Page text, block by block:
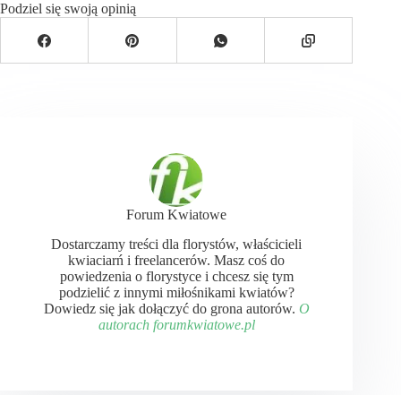
Podziel się swoją opinią
Forum Kwiatowe
Dostarczamy treści dla florystów, właścicieli
kwiaciarń i freelancerów. Masz coś do
powiedzenia o florystyce i chcesz się tym
podzielić z innymi miłośnikami kwiatów?
Dowiedz się jak dołączyć do grona autorów. O
autorach forumkwiatowe.pl